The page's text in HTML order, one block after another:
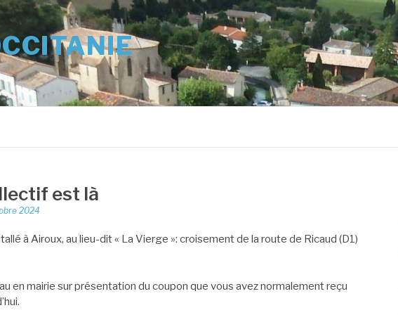
est là
2024
à Airoux, au lieu-dit « La Vierge »: croisement de la route de Ricaud (D1)
en mairie sur présentation du coupon que vous avez normalement reçu